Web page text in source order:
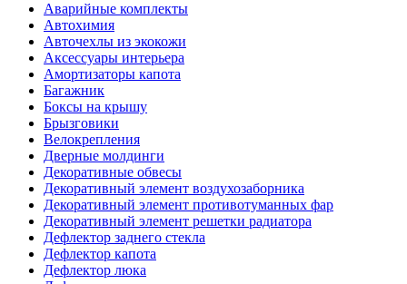
Аварийные комплекты
Автохимия
Авточехлы из экокожи
Аксессуары интерьера
Амортизаторы капота
Багажник
Боксы на крышу
Брызговики
Велокрепления
Дверные молдинги
Декоративные обвесы
Декоративный элемент воздухозаборника
Декоративный элемент противотуманных фар
Декоративный элемент решетки радиатора
Дефлектор заднего стекла
Дефлектор капота
Дефлектор люка